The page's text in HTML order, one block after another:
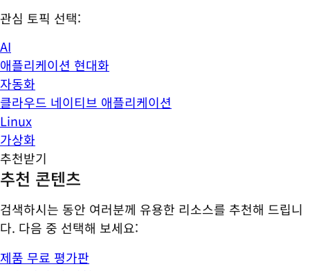
관심 토픽 선택:
AI
애플리케이션 현대화
자동화
클라우드 네이티브 애플리케이션
Linux
가상화
추천받기
추천 콘텐츠
검색하시는 동안 여러분께 유용한 리소스를 추천해 드립니
다. 다음 중 선택해 보세요:
제품 무료 평가판